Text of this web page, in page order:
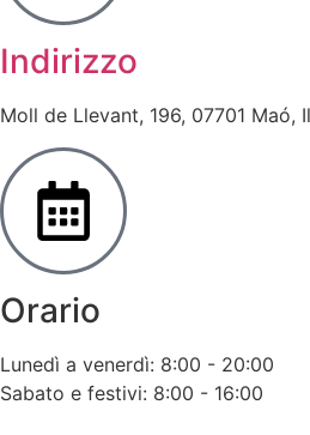
Indirizzo
Moll de Llevant, 196, 07701 Maó,
Orario
Lunedì a venerdì: 8:00 - 20:00
Sabato e festivi: 8:00 - 16:00